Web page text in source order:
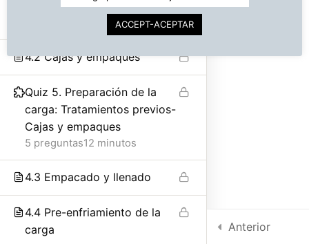
4.1 Preparación de la carga –
Tratamientos previos
4.2 Cajas y empaques
Quiz 5. Preparación de la
carga: Tratamientos previos-
Cajas y empaques
12 minutos
5 preguntas
4.3 Empacado y llenado
4.4 Pre-enfriamiento de la
carga
Anterior
Política de Privacidad
Condiciones de uso
Intra-net
ACCEPT-ACEPTAR